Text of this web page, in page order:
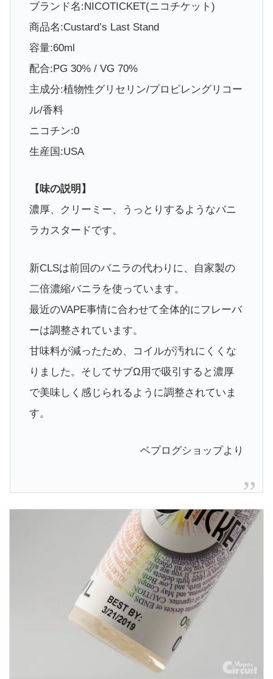
ブランド名:NICOTICKET(ニコチケット)
商品名:Custard’s Last Stand
容量:60ml
配合:PG 30% / VG 70%
主成分:植物性グリセリン/プロピレングリコー
ル/香料
ニコチン:0
生産国:USA
【味の説明】
濃厚、クリーミー、うっとりするようなバニ
ラカスタードです。
新CLSは前回のバニラの代わりに、自家製の
二倍濃縮バニラを使っています。
最近のVAPE事情に合わせて全体的にフレーバ
ーは調整されています。
甘味料が減ったため、コイルが汚れにくくな
りました。そしてサブΩ用で吸引すると濃厚
で美味しく感じられるように調整されていま
す。
ベプログショップより